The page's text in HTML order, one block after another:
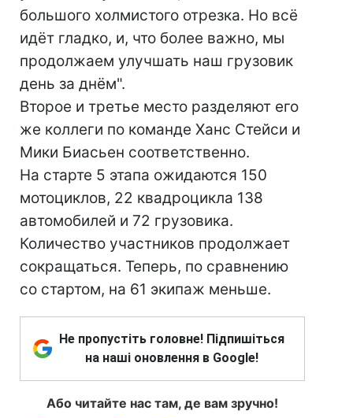
большого холмистого отрезка. Но всё
идёт гладко, и, что более важно, мы
продолжаем улучшать наш грузовик
день за днём".
Второе и третье место разделяют его
же коллеги по команде Ханс Стейси и
Мики Биасьен соответственно.
На старте 5 этапа ожидаются 150
мотоциклов, 22 квадроцикла 138
автомобилей и 72 грузовика.
Количество участников продолжает
сокращаться. Теперь, по сравнению
со стартом, на 61 экипаж меньше.
Не пропустіть головне! Підпишіться
на наші оновлення в Google!
Або читайте нас там, де вам зручно!